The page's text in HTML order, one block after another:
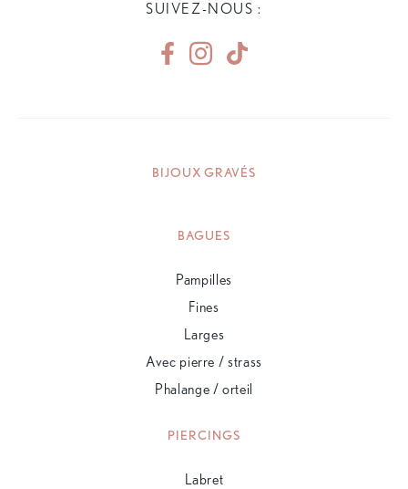
SUIVEZ-NOUS :
BIJOUX GRAVÉS
BAGUES
Pampilles
Fines
Larges
Avec pierre / strass
Phalange / orteil
PIERCINGS
Labret